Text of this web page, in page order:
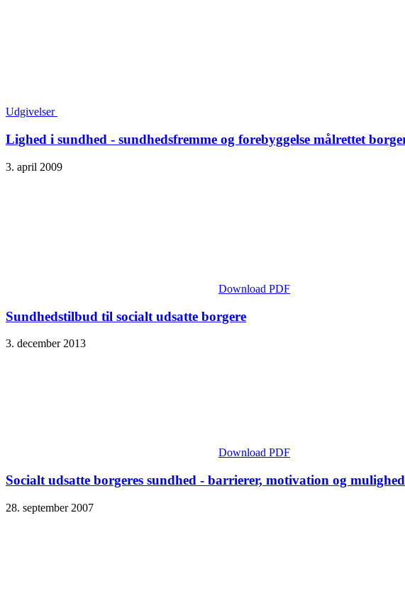
Udgivelser
Lighed i sundhed - sundhedsfremme og forebyggelse målrettet
3. april 2009
Download PDF
Sundhedstilbud til socialt udsatte borgere
3. december 2013
Download PDF
Socialt udsatte borgeres sundhed - barrierer, motivation og
28. september 2007